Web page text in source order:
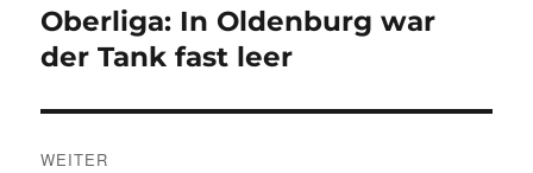
Vorheriger
Beitrag:
Oberliga: In Oldenburg war
der Tank fast leer
WEITER